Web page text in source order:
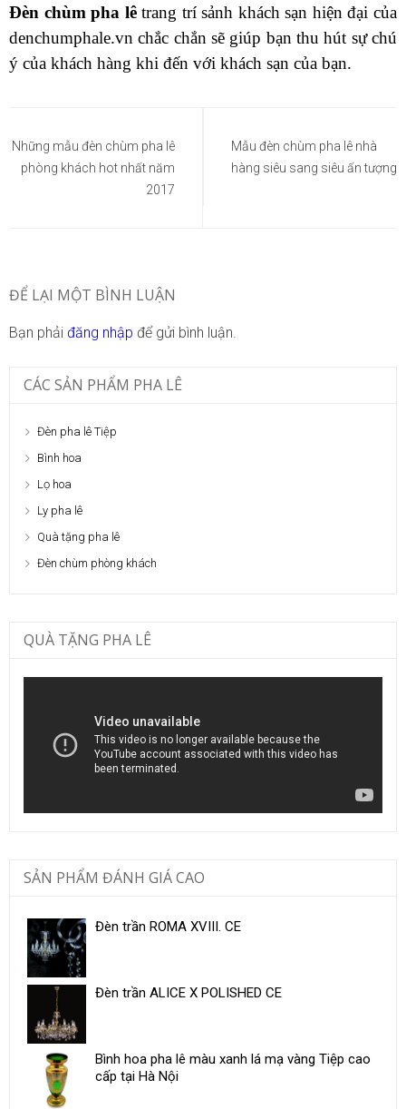
Đèn chùm pha lêtrang trí sảnh khách sạn hiện đại của
denchumphale.vn chắc chắn sẽ giúp bạn thu hút sự chú
ý của khách hàng khi đến với khách sạn của bạn.
hướng
bài
Những mẫu đèn chùm pha lê
phòng khách hot nhất năm
2017
Mẫu đèn chùm pha lê nhà
hàng siêu sang siêu ấn tượng
ĐỂ LẠI MỘT BÌNH LUẬN
Bạn phải đăng nhập để gửi bình luận.
CÁC SẢN PHẨM PHA LÊ
Đèn pha lê Tiệp
Bình hoa
Lọ hoa
Ly pha lê
Quà tặng pha lê
Đèn chùm phòng khách
QUÀ TẶNG PHA LÊ
SẢN PHẨM ĐÁNH GIÁ CAO
Đèn trần ROMA XVIII. CE
Đèn trần ALICE X POLISHED CE
Bình hoa pha lê màu xanh lá mạ vàng Tiệp cao
cấp tại Hà Nội